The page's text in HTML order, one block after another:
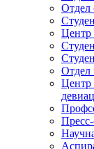
Отдел
Центр
Отдел
Центр